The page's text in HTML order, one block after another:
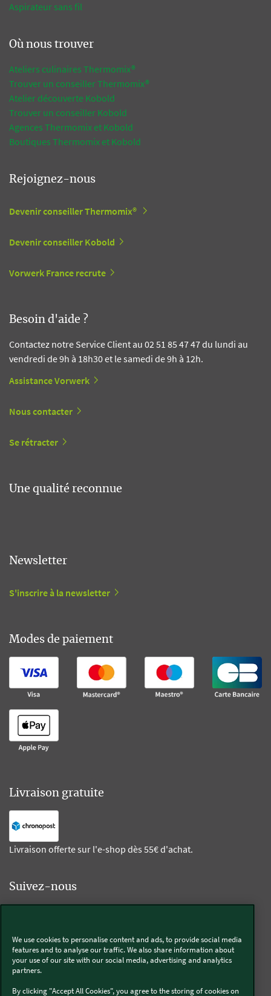
Aspirateur sans fil
Où nous trouver
Ateliers culinaires Thermomix®
Trouver un conseiller Thermomix®
Atelier découverte Kobold
Trouver un conseiller Kobold
Agences Thermomix et Kobold
Boutiques Thermomix et Kobold
Rejoignez-nous
Devenir conseiller Thermomix®
Devenir conseiller Kobold
Vorwerk France recrute
Besoin d'aide ?
Contactez notre Service Client au 02 51 85 47 47 du lundi au
vendredi de 9h à 18h30 et le samedi de 9h à 12h.
Assistance Vorwerk
Nous contacter
Se rétracter
Une qualité reconnue
Newsletter
S'inscrire à la newsletter
Modes de paiement
Livraison gratuite
Livraison offerte sur l'e-shop dès 55€ d'achat.
Suivez-nous
Thermomix®
We use cookies to personalise content and ads, to provide social media
features and to analyse our traffic. We also share information about
your use of our site with our social media, advertising and analytics
partners.
By clicking "Accept All Cookies", you agree to the storing of cookies on